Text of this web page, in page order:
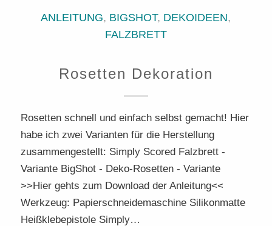
ANLEITUNG, BIGSHOT, DEKOIDEEN,
FALZBRETT
Rosetten Dekoration
Rosetten schnell und einfach selbst gemacht! Hier
habe ich zwei Varianten für die Herstellung
zusammengestellt: Simply Scored Falzbrett -
Variante BigShot - Deko-Rosetten - Variante
>>Hier gehts zum Download der Anleitung<<
Werkzeug: Papierschneidemaschine Silikonmatte
Heißklebepistole Simply…